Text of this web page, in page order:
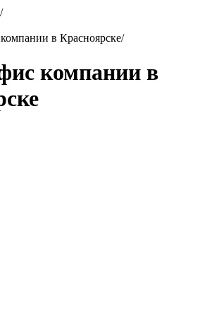
/
в Красноярске/
компании в